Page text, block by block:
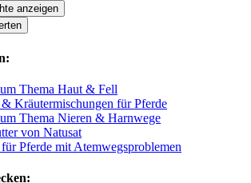
anzeigen
Thema Haut & Fell
Kräutermischungen für Pferde
Thema Nieren & Harnwege
von Natusat
Pferde mit Atemwegsproblemen